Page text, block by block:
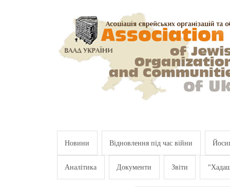
Новини Відновлення під час війни
Аналітика Документи Звіти